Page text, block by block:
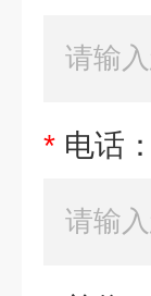
* 电话：